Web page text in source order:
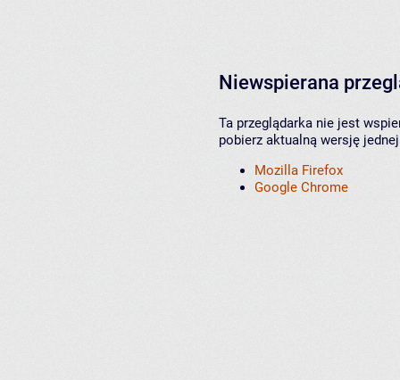
Niewspierana
Ta przeglądarka nie jest
pobierz aktualną wersję
Mozilla Firefox
Google Chrome